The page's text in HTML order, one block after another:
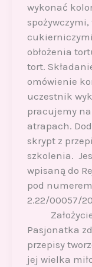
wykonać
obłożenia
tort.
omówienie
uczestnik
pracujemy
atrapach.
skrypt z
szkolenia.
wpisaną do
pod
2.22/00057/
Pasjonatka
przepisy
jej wielka